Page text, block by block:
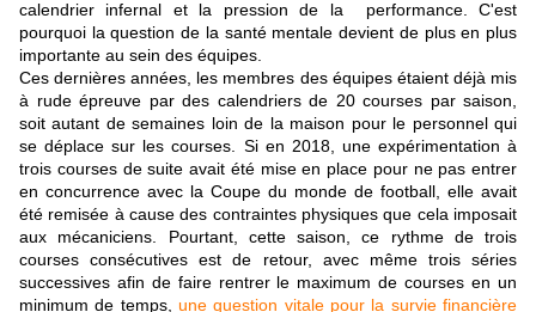
calendrier infernal et la pression de la performance. C'est
pourquoi la question de la santé mentale devient de plus en plus
importante au sein des équipes.
Ces dernières années, les membres des équipes étaient déjà mis
à rude épreuve par des calendriers de 20 courses par saison,
soit autant de semaines loin de la maison pour le personnel qui
se déplace sur les courses. Si en 2018, une expérimentation à
trois courses de suite avait été mise en place pour ne pas entrer
en concurrence avec la Coupe du monde de football, elle avait
été remisée à cause des contraintes physiques que cela imposait
aux mécaniciens. Pourtant, cette saison, ce rythme de trois
courses consécutives est de retour, avec même trois séries
successives afin de faire rentrer le maximum de courses en un
minimum de temps, une question vitale pour la survie financière